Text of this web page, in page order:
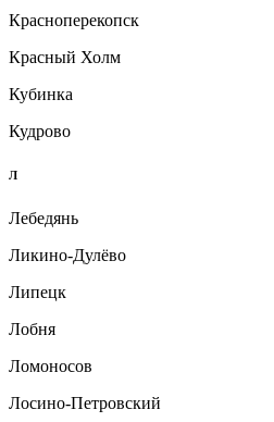
Красноперекопск
Красный Холм
Кубинка
Кудрово
Л
Лебедянь
Ликино-Дулёво
Липецк
Лобня
Ломоносов
Лосино-Петровский